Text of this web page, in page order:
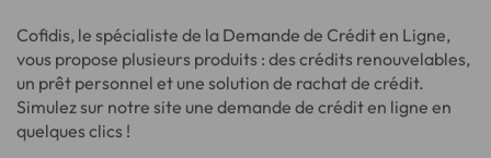
Cofidis, le spécialiste de la Demande de Crédit en Ligne,
vous propose plusieurs produits : des crédits renouvelables,
un prêt personnel et une solution de rachat de crédit.
Simulez sur notre site une demande de crédit en ligne en
quelques clics !